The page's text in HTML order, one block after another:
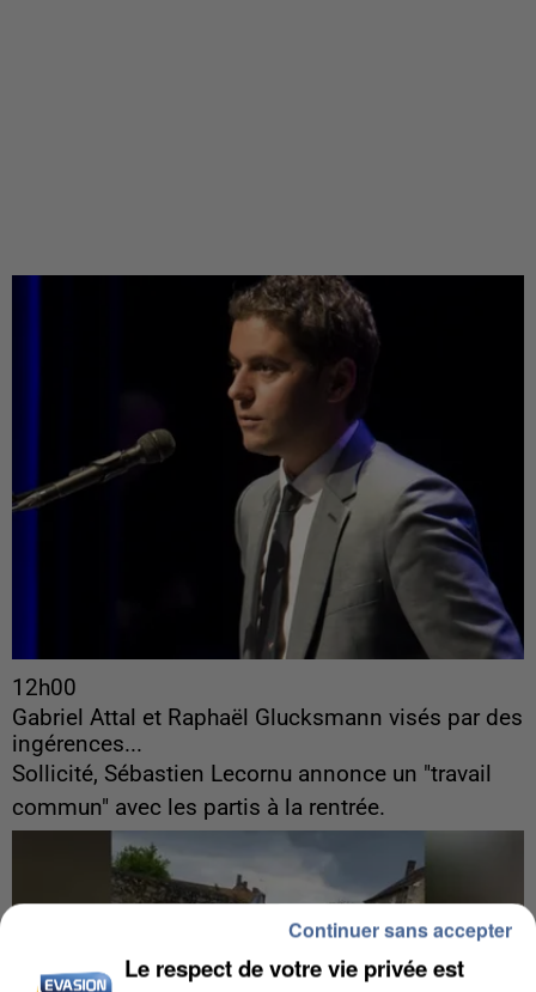
12h00
Gabriel Attal et Raphaël Glucksmann visés par des
ingérences...
Sollicité, Sébastien Lecornu annonce un "travail
commun" avec les partis à la rentrée.
Le respect de votre vie privée est
Continuer sans accepter